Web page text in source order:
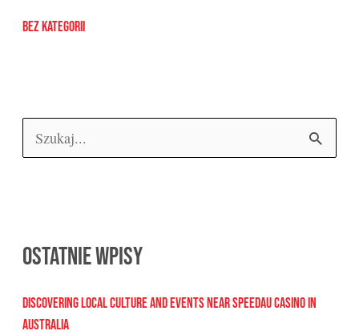
Bez kategorii
u
a
Ostatnie wpisy
Discovering Local Culture and Events Near Speedau Casino in
Australia